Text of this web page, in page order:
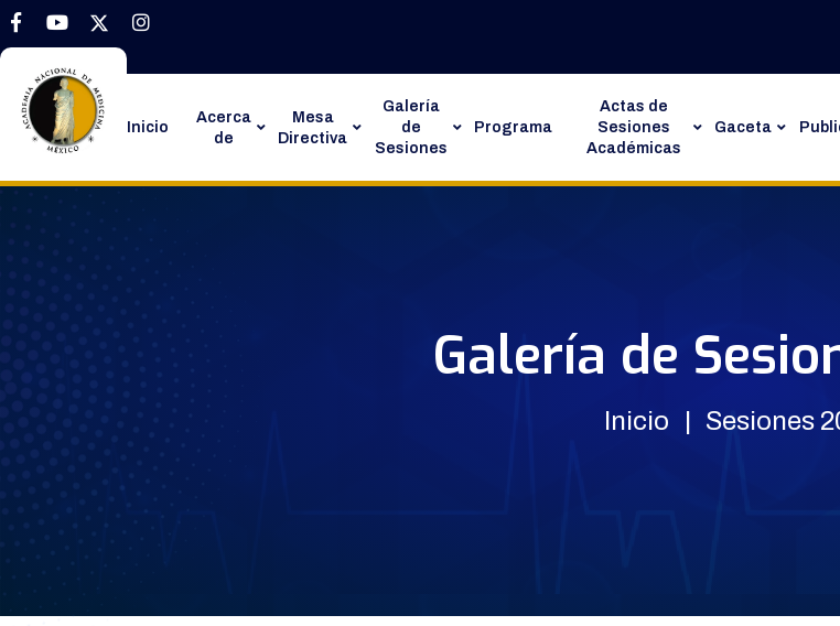
Inicio
Acerca
de
Mesa
Directiva
Galería
de
Sesiones
Programa
Actas de
Sesiones
Académicas
Gaceta
Galería de
Inicio Sesiones